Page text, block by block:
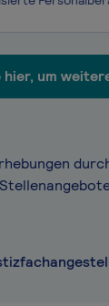
hier, um